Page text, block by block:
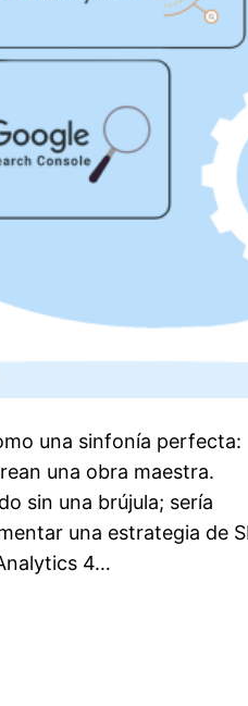
una sinfonía perfecta:
una obra maestra.
sin una brújula; sería
una estrategia de
4…